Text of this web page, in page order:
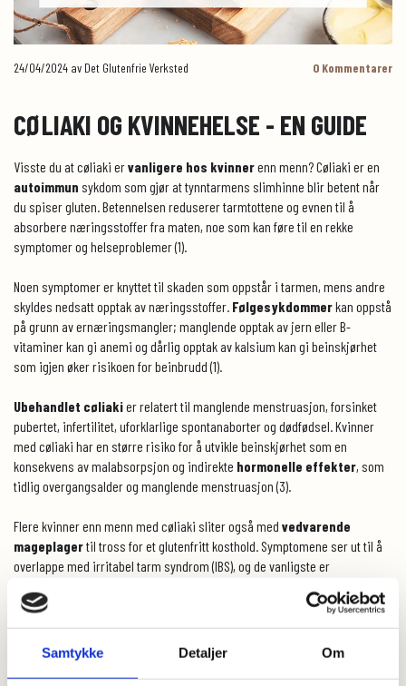
Samtykke Detaljer Om
24/04/2024 av Det Glutenfrie Verksted 0 Kommentarer
CØLIAKI OG KVINNEHELSE - EN GUIDE
Visste du at cøliaki ervanligere hos kvinnerenn menn? Cøliaki er en
autoimmun sykdom som gjør at tynntarmens slimhinne blir betent når
du spiser gluten. Betennelsen reduserer tarmtottene og evnen til å
absorbere næringsstoffer fra maten, noe som kan føre til en rekke
symptomer og helseproblemer (1).
Noen symptomer er knyttet til skaden som oppstår i tarmen, mens andre
skyldes nedsatt opptak av næringsstoffer. Følgesykdommerkan oppstå
på grunn av ernæringsmangler; manglende opptak av jern eller B-
vitaminer kan gi anemi og dårlig opptak av kalsium kan gi beinskjørhet
som igjen øker risikoen for beinbrudd (1).
Ubehandlet cøliakier relatert til manglende menstruasjon, forsinket
pubertet, infertilitet, uforklarlige spontanaborter og dødfødsel. Kvinner
med cøliaki har en større risiko for å utvikle beinskjørhet som en
konsekvens av malabsorpsjon og indirekte hormonelle effekter, som
tidlig overgangsalder og manglende menstruasjon (3).
Flere kvinner enn menn med cøliaki sliter også med vedvarende
mageplagertil tross for et glutenfritt kosthold. Symptomene ser ut til å
overlappe med irritabel tarm syndrom (IBS), og de vanligste er
kvalme og forstoppelse.
Kvinner med cøliaki rapportererdårligere livskvalitet
enn menn,
hovedsakelig relatert til vedvarende mageplager til tross for et glutenfritt